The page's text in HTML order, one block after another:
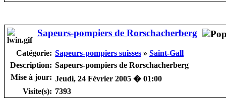
Sapeurs-pompiers de Rorschacherberg
Catégorie: Sapeurs-pompiers suisses » Saint-Gall
Description: Sapeurs-pompiers de Rorschacherberg
Mise à jour: Jeudi, 24 Février 2005 � 01:00
Visite(s): 7393